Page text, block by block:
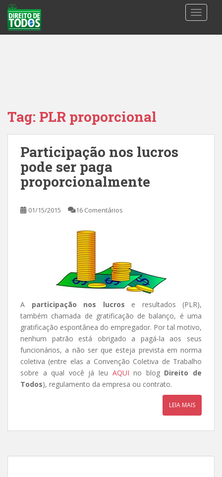
Tag: PLR proporcional
Participação nos lucros
pode ser paga
proporcionalmente
01/15/2015 16 Comentários
A participação nos lucros e resultados (PLR),
também chamada de gratificação de balanço, é uma
gratificação espontânea do empregador. Por tal motivo,
nenhum patrão está obrigado a pagá-la aos seus
funcionários, a não ser que esteja prevista em norma
coletiva (entre elas a Convenção Coletiva de Trabalho
sobre a qual você já leu AQUI no blog Direito de
Todos), regulamento da empresa ou contrato.
LEIA MAIS